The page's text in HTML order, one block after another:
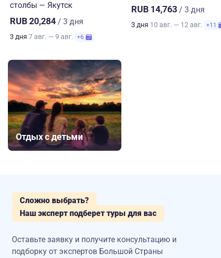
столбы — Якутск
RUB 20,284 / 3 дня
3 дня 7 авг. — 9 авг. +6
RUB 14,763 / 3 дня
3 дня 10 авг. — 12 авг. +11
Отдых с детьми
Сложно выбрать?
Наш эксперт подберет туры для вас
Оставьте заявку и получите консультацию и
подборку от экспертов Большой Страны